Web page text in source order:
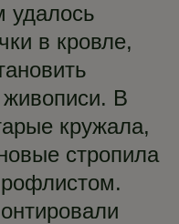
удалось
в кровле,
В
кружала,
стропила